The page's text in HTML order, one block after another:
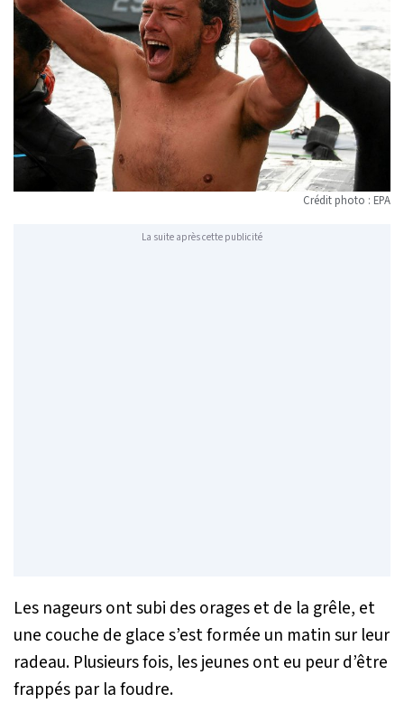
Crédit photo : EPA
La suite après cette publicité
Les nageurs ont subi des orages et de la grêle, et
une couche de glace s’est formée un matin sur leur
radeau. Plusieurs fois, les jeunes ont eu peur d’être
frappés par la foudre.